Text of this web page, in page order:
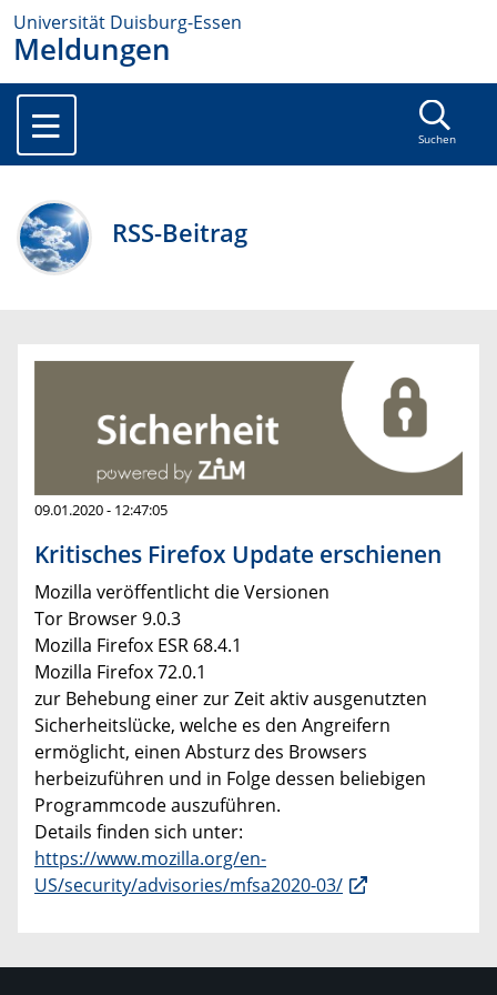
Universität Duisburg-Essen
Meldungen
Suchen
RSS-Beitrag
09.01.2020 - 12:47:05
Kritisches Firefox Update erschienen
Mozilla veröffentlicht die Versionen
Tor Browser 9.0.3
Mozilla Firefox ESR 68.4.1
Mozilla Firefox 72.0.1
zur Behebung einer zur Zeit aktiv ausgenutzten
Sicherheitslücke, welche es den Angreifern
ermöglicht, einen Absturz des Browsers
herbeizuführen und in Folge dessen beliebigen
Programmcode auszuführen.
Details finden sich unter:
https://www.mozilla.org/en-
US/security/advisories/mfsa2020-03/